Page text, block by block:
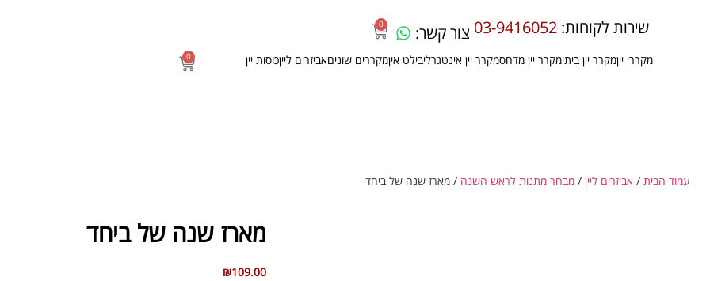
שירות לקוחות: 03-9416052 צור קשר: 0
מקררי ייןמקרר יין ביתימקרר יין מדחסמקרר יין אינטגרליבילט איןמקררים שוניםאביזרים לייןכוסות יין 0
עמוד הבית / אביזרים ליין / מבחר מתנות לראש השנה / מארז שנה של ביחד
מארז שנה של ביחד
₪109.00